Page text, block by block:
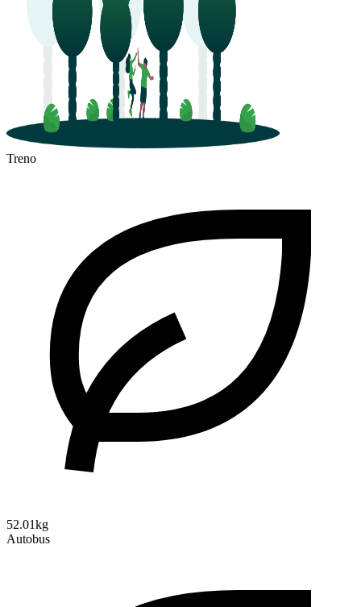
Treno
52.01kg
Autobus